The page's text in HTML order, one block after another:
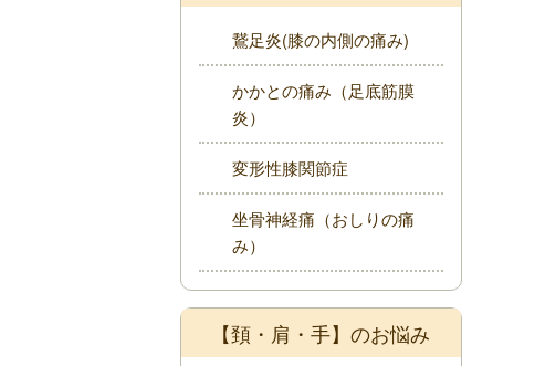
鵞足炎(膝の内側の痛み)
かかとの痛み（足底筋膜
炎）
変形性膝関節症
坐骨神経痛（おしりの痛
み）
【頚・肩・手】のお悩み